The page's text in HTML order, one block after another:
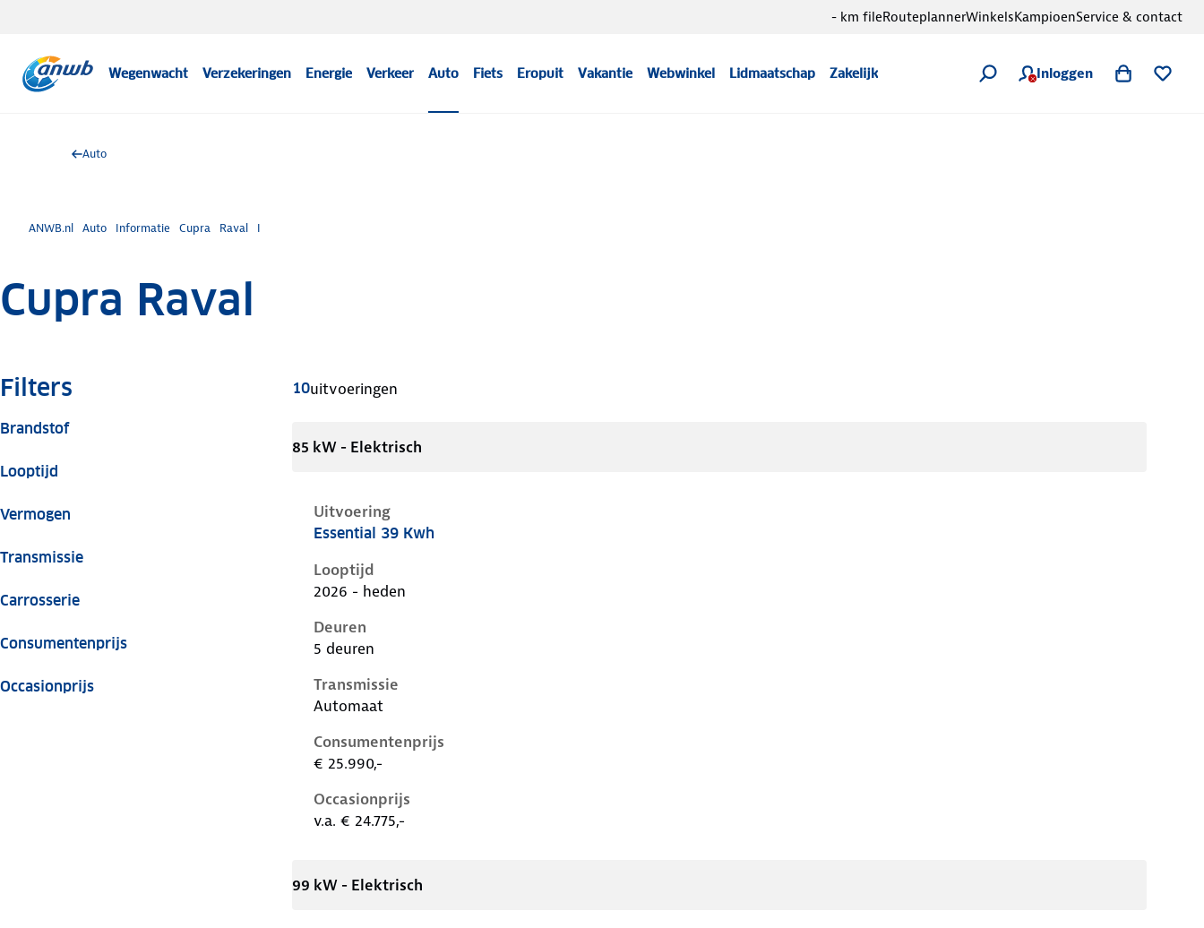
Wegenwacht Verzekeringen Energie Verkeer Auto Fiets Eropuit Vakantie Webwinkel Lidmaatschap Zakelijk Inloggen
- km fileRouteplannerWinkelsKampioenService & contact
Auto
ANWB.nl Auto Informatie Cupra Raval I
Cupra Raval
Filters
Brandstof
Looptijd
Vermogen
Transmissie
Carrosserie
Consumentenprijs
Occasionprijs
10uitvoeringen
85 kW - Elektrisch
Uitvoering
Cupra Raval i, 39 kwh, 85 kW, Elektrisch, 5 deuren
Essential 39 Kwh
Looptijd
2026 - heden
Deuren
5 deuren
Transmissie
Automaat
Consumentenprijs
€ 25.990,-
Occasionprijs
v.a. € 24.775,-
99 kW - Elektrisch